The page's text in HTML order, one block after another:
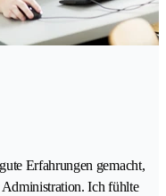
Erfahrungen gemacht,
Ich fühlte